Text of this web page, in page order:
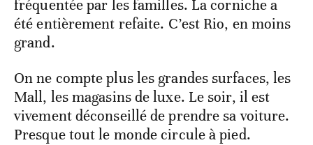
fréquentée par les familles. La corniche a
été entièrement refaite. C’est Rio, en moins
grand.
On ne compte plus les grandes surfaces, les
Mall, les magasins de luxe. Le soir, il est
vivement déconseillé de prendre sa voiture.
Presque tout le monde circule à pied.